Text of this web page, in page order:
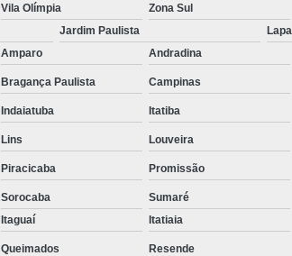
Terceirização de
empilhadeiras
Terceirização de
empilhadeiristas
Terceirização de
facilities
Terceirização de
limpezas
Terceirização de
movimentação
de cargas
Vila Olímpia Zona Sul
Jardim Paulista Lapa
Amparo Andradina
Bragança Paulista Campinas
Indaiatuba Itatiba
Lins Louveira
Piracicaba Promissão
Sorocaba Sumaré
Itaguaí Itatiaia
Queimados Resende